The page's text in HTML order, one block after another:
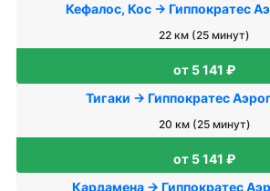
Кефалос, Кос → Гиппократес
22 км (25 минут)
от 5 141 ₽
Тигаки → Гиппократес
20 км (25 минут)
от 5 141 ₽
Кардамена → Гиппократес